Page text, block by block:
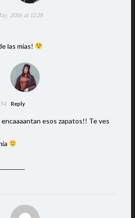
2016 at 12:28
las mías!
Reply
esos zapatos!! Te ves